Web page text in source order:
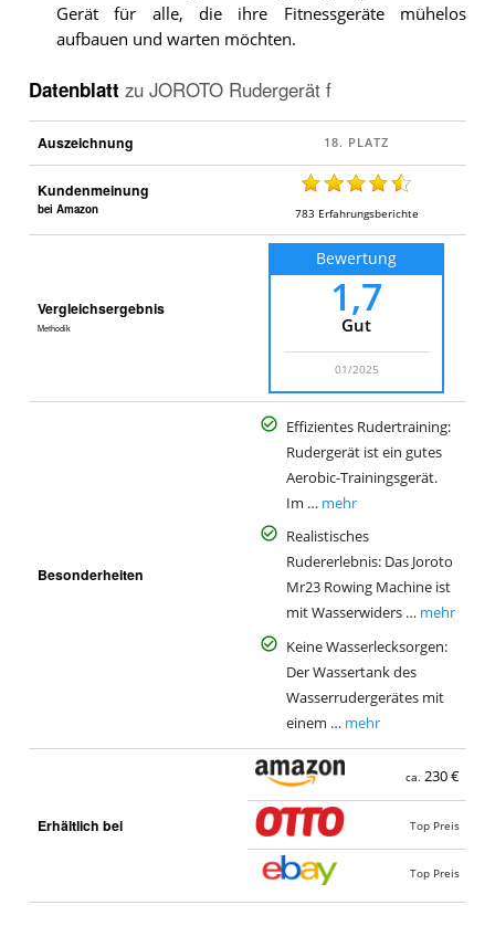
Gerät für alle, die ihre Fitnessgeräte mühelos
aufbauen und warten möchten.
Datenblatt zu JOROTO Rudergerät f
Auszeichnung
Kundenmeinung
bei Amazon 783 Erfahrungsberichte
Vergleichsergebnis
Methodik
Bewertung
1,7
Gut
01/2025
Besonderheiten
Effizientes Rudertraining:
Rudergerät ist ein gutes
Aerobic-Trainingsgerät.
Im … mehr
Realistisches
Rudererlebnis: Das Joroto
Mr23 Rowing Machine ist
mit Wasserwiders … mehr
Keine Wasserlecksorgen:
Der Wassertank des
Wasserrudergerätes mit
einem … mehr
Erhältlich bei
ca. 230 €
Top Preis
Top Preis